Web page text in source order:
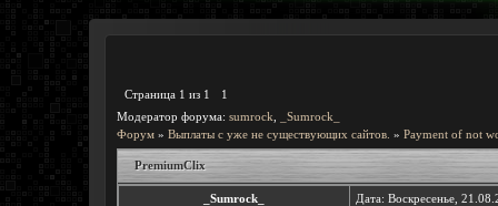
Страница 1 из 1
1
Модератор форума: sumrock
_Sumrock_
Форум » Выплаты с уже не существующих сайтов. » Payment of not
PremiumClix
_Sumrock_ Дата: Воскресенье,